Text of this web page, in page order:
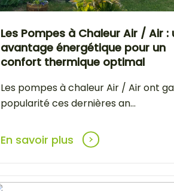
Les Pompes à Chaleur Air / Air :
avantage énergétique pour un
confort thermique optimal
Les pompes à chaleur Air / Air ont
popularité ces dernières an...
En savoir plus